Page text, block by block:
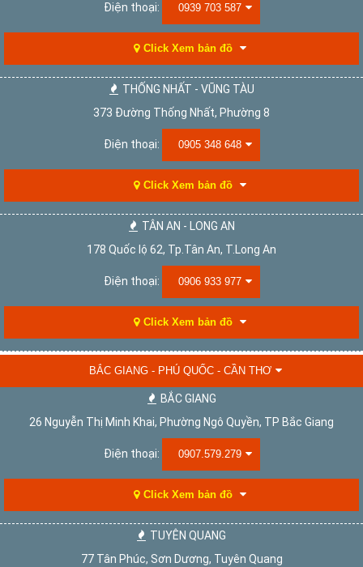
Điện thoại: 0939 703 587
Click Xem bản đồ
THỐNG NHẤT - VŨNG TÀU
373 Đường Thống Nhất, Phường 8
Điện thoại: 0905 348 648
Click Xem bản đồ
TÂN AN - LONG AN
178 Quốc lộ 62, Tp.Tân An, T.Long An
Điện thoại: 0906 933 977
Click Xem bản đồ
BẮC GIANG - PHÚ QUỐC - CẦN THƠ
BẮC GIANG
26 Nguyễn Thị Minh Khai, Phường Ngô Quyền, TP Bắc Giang
Điện thoại: 0907.579.279
Click Xem bản đồ
TUYÊN QUANG
77 Tân Phúc, Sơn Dương, Tuyên Quang